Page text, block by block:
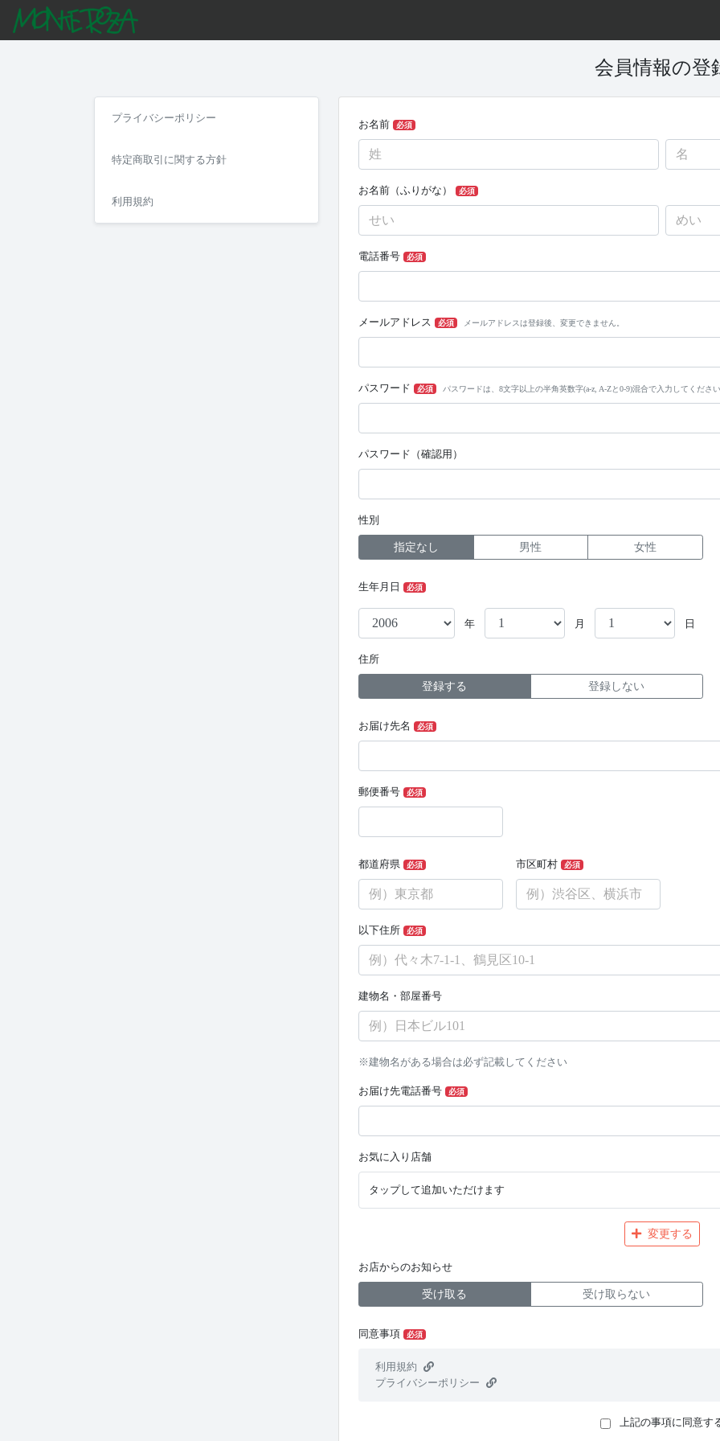
プライバシーポリシー
特定商取引に関する方針
利用規約
会員情報の登
お名前 必須
お名前（ふりがな） 必須
電話番号 必須
メールアドレス 必須 メールアドレスは登録後、変更できません。
パスワード 必須 パスワードは、8文字以上の半角英数字(a-z, A-Zと0-9)混合で入力してくださ
パスワード（確認用）
性別
指定なし 男性 女性
生年月日 必須
年 月 日
住所
登録する 登録しない
お届け先名 必須
郵便番号 必須
都道府県 必須 市区町村 必須
以下住所 必須
建物名・部屋番号
※建物名がある場合は必ず記載してください
お届け先電話番号 必須
お気に入り店舗
タップして追加いただけます
変更する
お店からのお知らせ
受け取る 受け取らない
同意事項 必須
利用規約
プライバシーポリシー
上記の事項に同意す